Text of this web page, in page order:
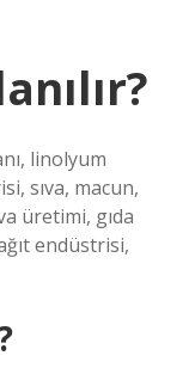
linolyum
sıva, macun,
üretimi, gıda
endüstrisi,